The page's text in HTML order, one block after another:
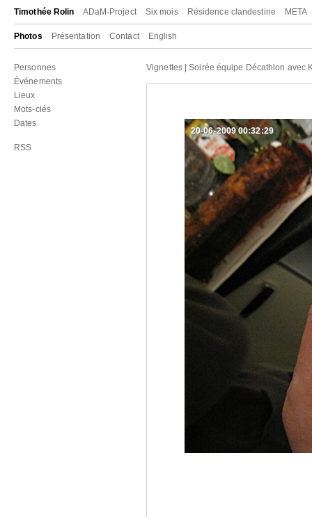
Timothée Rolin ADaM-Project Six mois Résidence clandestine META
Photos Présentation Contact English
Personnes
Événements
Lieux
Mots-clés
Dates
RSS
Vignettes|Soirée équipe Décathlon avec
20-06-2009 00:32:29